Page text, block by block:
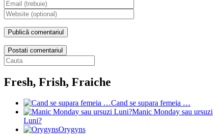
Postati comentariul
Fresh, Frish, Fraiche
Cand se supara femeia …
Manic Monday sau ursuzi
Luni?
Orygyns